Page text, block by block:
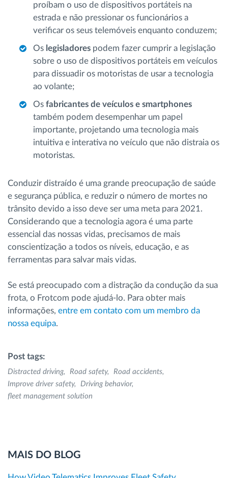
proíbam o uso de dispositivos portáteis na
estrada e não pressionar os funcionários a
verificar os seus telemóveis enquanto conduzem;
Os legisladores podem fazer cumprir a legislação
sobre o uso de dispositivos portáteis em veículos
para dissuadir os motoristas de usar a tecnologia
ao volante;
Os fabricantes de veículos e smartphones
também podem desempenhar um papel
importante, projetando uma tecnologia mais
intuitiva e interativa no veículo que não distraia os
motoristas.
Conduzir distraído é uma grande preocupação de saúde
e segurança pública, e reduzir o número de mortes no
trânsito devido a isso deve ser uma meta para 2021.
Considerando que a tecnologia agora é uma parte
essencial das nossas vidas, precisamos de mais
conscientização a todos os níveis, educação, e as
ferramentas para salvar mais vidas.
Se está preocupado com a distração da condução da sua
frota, o Frotcom pode ajudá-lo. Para obter mais
informações, entre em contato com um membro da
nossa equipa.
Post tags:
Distracted driving Road safety
Road accidents
Improve driver safety
Driving behavior
fleet management solution
MAIS DO BLOG